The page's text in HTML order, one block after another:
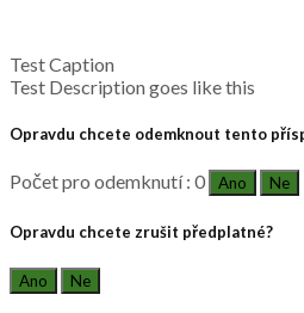
Test Caption
Test Description goes like this
Opravdu chcete odemknout tento
Počet pro odemknutí : 0 Ano Ne
Opravdu chcete zrušit předplatné?
Ano Ne